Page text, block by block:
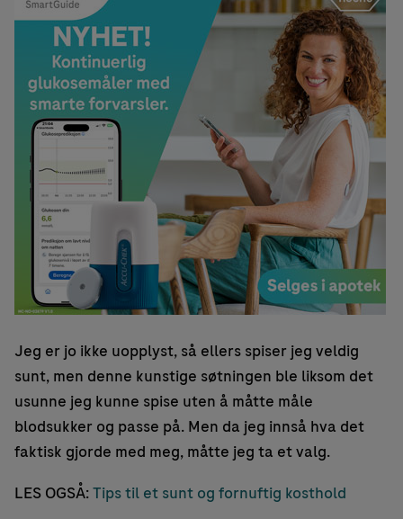
Jeg er jo ikke uopplyst, så ellers spiser jeg veldig
sunt, men denne kunstige søtningen ble liksom det
usunne jeg kunne spise uten å måtte måle
blodsukker og passe på. Men da jeg innså hva det
faktisk gjorde med meg, måtte jeg ta et valg.
LES OGSÅ:Tips til et sunt og fornuftig kosthold